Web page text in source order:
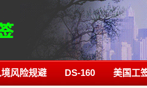
风险规避 DS-160 美国工